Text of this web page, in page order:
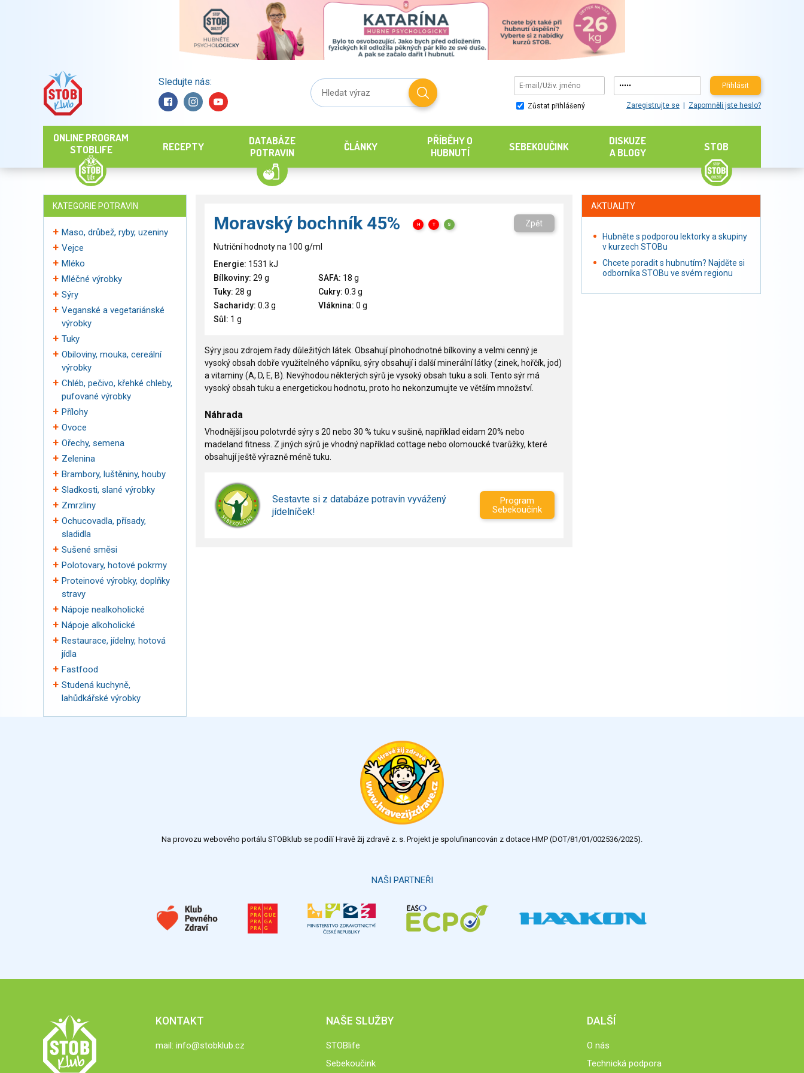
Sledujte nás: Přihlásit
Zůstat přihlášený Zaregistrujte se Zapomněli jste heslo?
ONLINE PROGRAM
STOBLIFE
RECEPTY
DATABÁZE
POTRAVIN
ČLÁNKY
PŘÍBĚHY O
HUBNUTÍ
SEBEKOUČINK
DISKUZE
A BLOGY
STOB
KATEGORIE POTRAVIN
Maso, drůbež, ryby, uzeniny
Vejce
Mléko
Mléčné výrobky
Sýry
Veganské a vegetariánské
výrobky
Tuky
Obiloviny, mouka, cereální
výrobky
Chléb, pečivo, křehké chleby,
pufované výrobky
Přílohy
Ovoce
Ořechy, semena
Zelenina
Brambory, luštěniny, houby
Sladkosti, slané výrobky
Zmrzliny
Ochucovadla, přísady,
sladidla
Sušené směsi
Polotovary, hotové pokrmy
Proteinové výrobky, doplňky
stravy
Nápoje nealkoholické
Nápoje alkoholické
Restaurace, jídelny, hotová
jídla
Fastfood
Studená kuchyně,
lahůdkářské výrobky
Moravský bochník 45% H T S Zpět
Nutriční hodnoty na 100 g/ml
Energie: 1531 kJ
Bílkoviny: 29 g SAFA: 18 g
Tuky: 28 g Cukry: 0.3 g
Sacharidy: 0.3 g Vláknina: 0 g
Sůl: 1 g
Sýry jsou zdrojem řady důležitých látek. Obsahují plnohodnotné bílkoviny a velmi cenný je
vysoký obsah dobře využitelného vápníku, sýry obsahují i další minerální látky (zinek, hořčík, jod)
a vitaminy (A, D, E, B). Nevýhodou některých sýrů je vysoký obsah tuku a soli. Tento sýr má
vysoký obsah tuku a energetickou hodnotu, proto ho nekonzumujte ve větším množství.
Náhrada
Vhodnější jsou polotvrdé sýry s 20 nebo 30 % tuku v sušině, například eidam 20% nebo
madeland fitness. Z jiných sýrů je vhodný například cottage nebo olomoucké tvarůžky, které
obsahují ještě výrazně méně tuku.
Sestavte si z databáze potravin vyvážený
jídelníček!
Program
Sebekoučink
AKTUALITY
Hubněte s podporou lektorky a skupiny
v kurzech STOBu
Chcete poradit s hubnutím? Najděte si
odborníka STOBu ve svém regionu
Na provozu webového portálu STOBklub se podílí Hravě žij zdravě z. s. Projekt je spolufinancován z dotace HMP (DOT/81/01/002536/2025).
NAŠI PARTNEŘI
KONTAKT
mail: info@stobklub.cz
NAŠE SLUŽBY
STOBlife
Sebekoučink
DALŠÍ
O nás
Technická podpora